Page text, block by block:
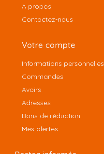
A propos
Contactez-nous
Votre compte
Informations personnelles
Commandes
Avoirs
Adresses
Bons de réduction
Mes alertes